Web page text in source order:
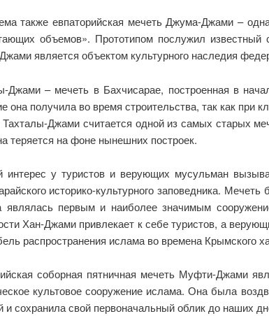
также евпаторийская мечеть Джума-Джами –
объемов». Прототипом послужил
является объектом культурного наследия
Джами – мечеть в Бахчисарае, построенная в
она получила во время строительства, так как
Джами считается одной из самых старых
теряется на фоне нынешних построек.
интерес у туристов и верующих мусульман
историко-культурного заповедника.
являлась первым и наиболее значимым
Хан-Джами привлекает к себе туристов, а
распространения ислама во времена Крымского
соборная пятничная мечеть Муфти-Джами
культовое сооружение ислама. Она была
и сохранила свой первоначальный облик до наших